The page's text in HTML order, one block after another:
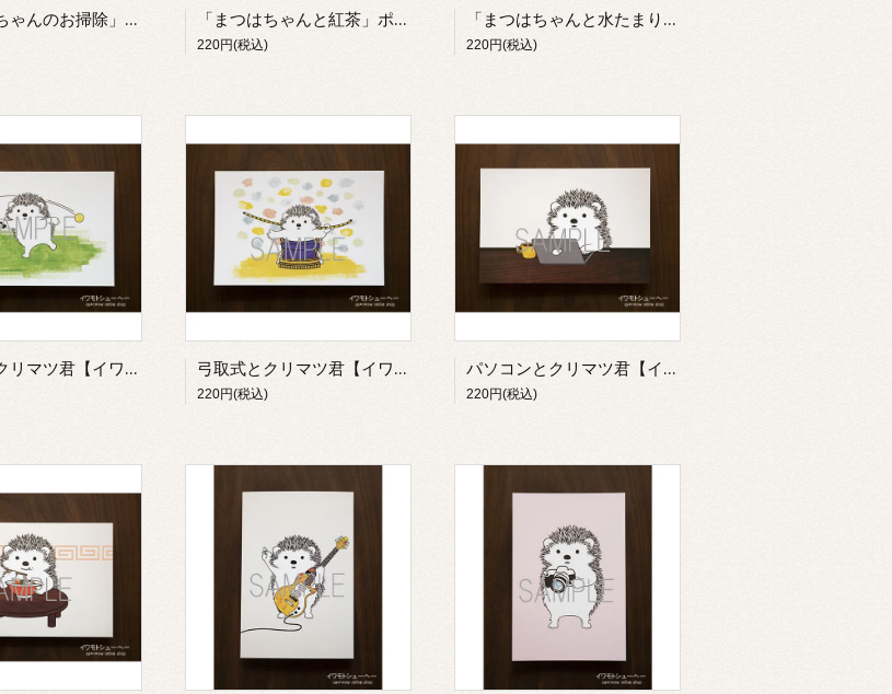
「まつはちゃんのお掃除」ポストカード【イワモトシューヘー】 「まつはちゃんと紅茶」ポストカード【イワモトシューヘー】
220円(税込)
「まつはちゃんと水たまり」ポストカード【イワモトシューヘー】
220円(税込)
テニスとクリマツ君【イワモトシューヘー】 弓取式とクリマツ君【イワモトシューヘー】
220円(税込)
パソコンとクリマツ君【イワモトシューヘー】
220円(税込)